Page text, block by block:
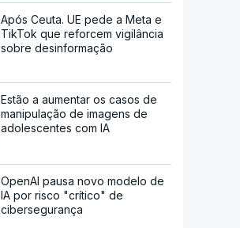
Após Ceuta. UE pede a Meta e
TikTok que reforcem vigilância
sobre desinformação
Estão a aumentar os casos de
manipulação de imagens de
adolescentes com IA
OpenAI pausa novo modelo de
IA por risco "crítico" de
cibersegurança